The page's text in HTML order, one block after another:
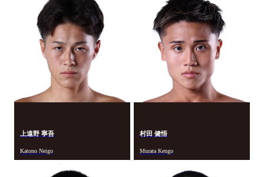
上遠野 寧吾
Katono Neigo
村田 健悟
Murata Kengo